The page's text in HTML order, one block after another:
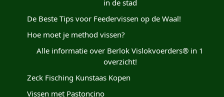
in de stad
De Beste Tips voor Feedervissen op de Waal!
Hoe moet je method vissen?
Alle informatie over Berlok Vislokvoerders® in 1
overzicht!
Zeck Fisching Kunstaas Kopen
Vissen met Pastoncino